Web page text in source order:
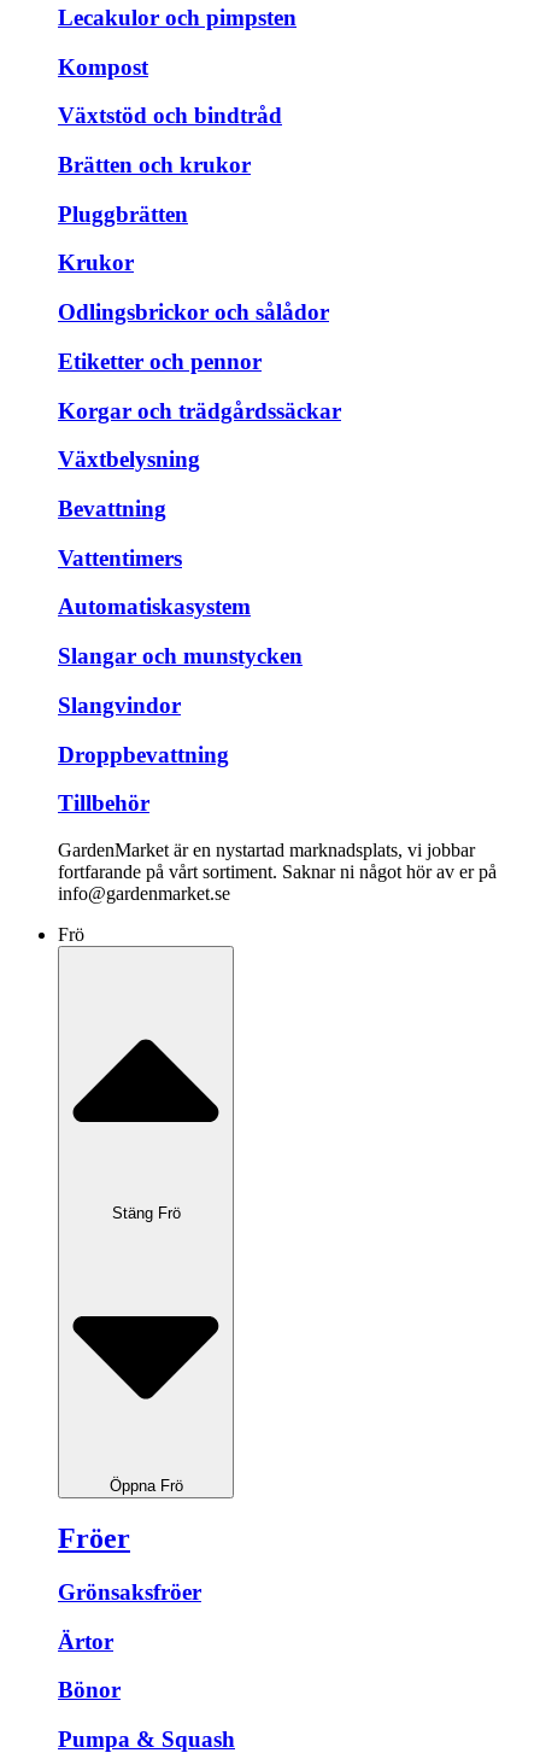
Lecakulor och pimpsten
Kompost
Växtstöd och bindtråd
Brätten och krukor
Pluggbrätten
Krukor
Odlingsbrickor och sålådor
Etiketter och pennor
Korgar och trädgårdssäckar
Växtbelysning
Bevattning
Vattentimers
Automatiskasystem
Slangar och munstycken
Slangvindor
Droppbevattning
Tillbehör
GardenMarket är en nystartad marknadsplats, vi jobbar
fortfarande på vårt sortiment. Saknar ni något hör av er på
info@gardenmarket.se
Frö
Stäng Frö
Öppna Frö
Fröer
Grönsaksfröer
Ärtor
Bönor
Pumpa & Squash